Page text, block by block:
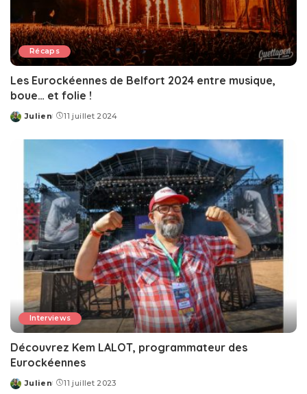
Récaps
Les Eurockéennes de Belfort 2024 entre musique,
boue… et folie !
Posted
Julien 11 juillet 2024
Interviews
Découvrez Kem LALOT, programmateur des
Eurockéennes
Posted
Julien 11 juillet 2023